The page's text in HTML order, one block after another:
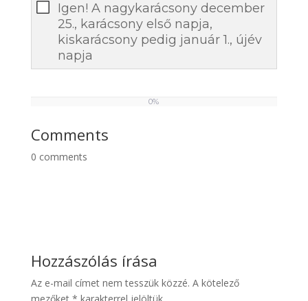
Igen! A nagykarácsony december
25., karácsony első napja,
kiskarácsony pedig január 1., újév
napja
0%
Comments
0 comments
Hozzászólás írása
Az e-mail címet nem tesszük közzé. A kötelező